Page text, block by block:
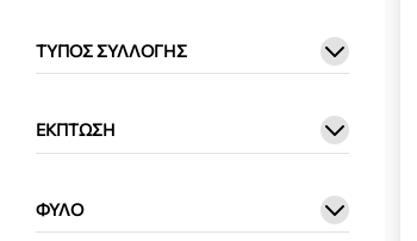
ΤΎΠΟΣ ΣΥΛΛΟΓΉΣ
ΈΚΠΤΩΣΗ
ΦΎΛΟ